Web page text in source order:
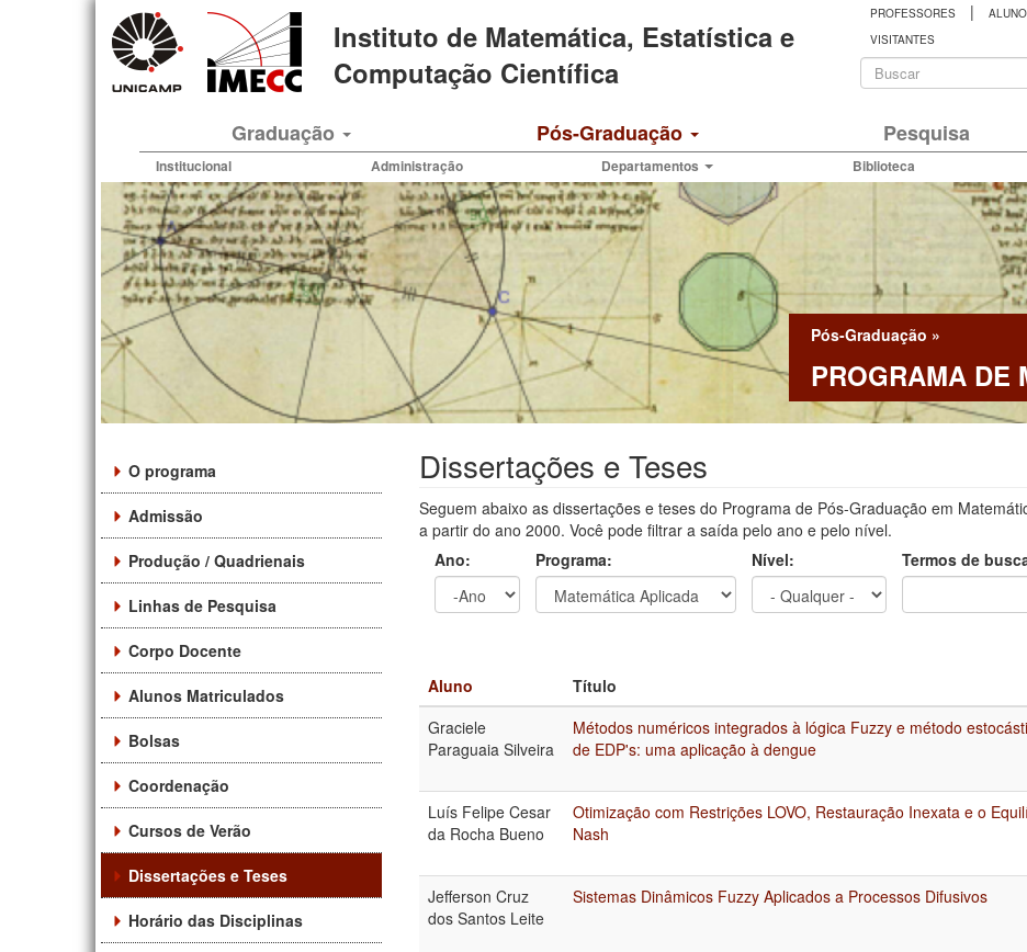
Instituto de Matemática, Estatística e
Computação Científica
PROFESSORES |
VISITANTES
Formulário
busca
Graduação Pós-Graduação Pesquisa
Institucional Administração Departamentos Biblioteca
Pós-Graduação »
PROGRAMA DE
O programa
Admissão
Produção / Quadrienais
Linhas de Pesquisa
Corpo Docente
Alunos Matriculados
Bolsas
Coordenação
Cursos de Verão
Dissertações e Teses
Horário das Disciplinas
Dissertações e Teses
Seguem abaixo as dissertações e teses do Programa de Pós-Graduação em
a partir do ano 2000. Você pode filtrar a saída pelo ano e pelo nível.
Ano:
Programa: Nível:
Termos de
Aluno Título
Graciele
Paraguaia Silveira
Métodos numéricos integrados à lógica Fuzzy e método
de EDP's: uma aplicação à dengue
Luís Felipe Cesar
da Rocha Bueno
Otimização com Restrições LOVO, Restauração Inexata e o
Nash
Jefferson Cruz
dos Santos Leite
Sistemas Dinâmicos Fuzzy Aplicados a Processos Difusivos